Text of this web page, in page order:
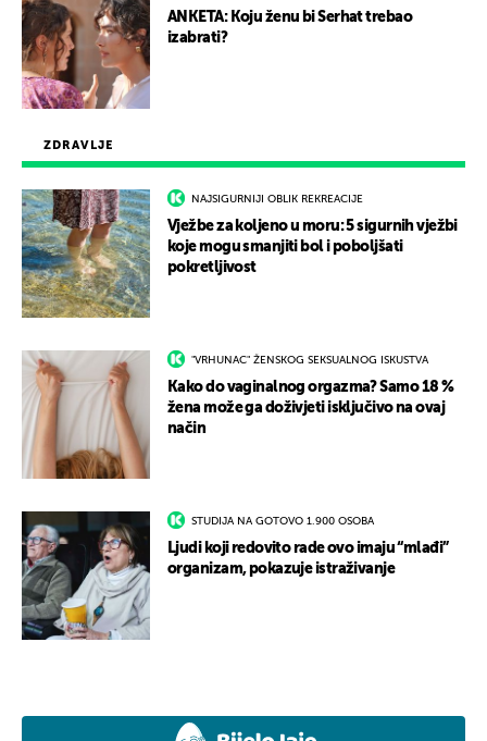
ZDRAVLJE
NAJSIGURNIJI OBLIK REKREACIJE
Vježbe za koljeno u moru: 5 sigurnih vježbi
koje mogu smanjiti bol i poboljšati
pokretljivost
"VRHUNAC" ŽENSKOG SEKSUALNOG ISKUSTVA
Kako do vaginalnog orgazma? Samo 18 %
žena može ga doživjeti isključivo na ovaj
način
STUDIJA NA GOTOVO 1.900 OSOBA
Ljudi koji redovito rade ovo imaju “mlađi”
organizam, pokazuje istraživanje
ANKETA: Koju ženu bi Serhat trebao
izabrati?